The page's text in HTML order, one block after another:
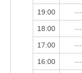
19:00 ---
18:00 ---
17:00 ---
16:00 ---